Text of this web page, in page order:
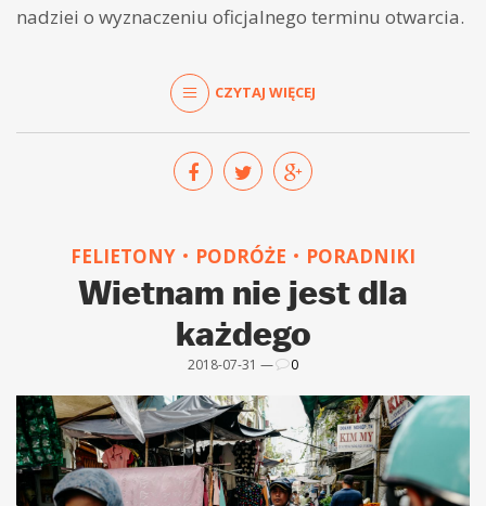
nadziei o wyznaczeniu oficjalnego terminu otwarcia.
CZYTAJ WIĘCEJ
FELIETONY PODRÓŻE PORADNIKI
Wietnam nie jest dla
każdego
2018-07-31 — 0